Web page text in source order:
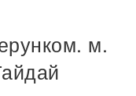
м.